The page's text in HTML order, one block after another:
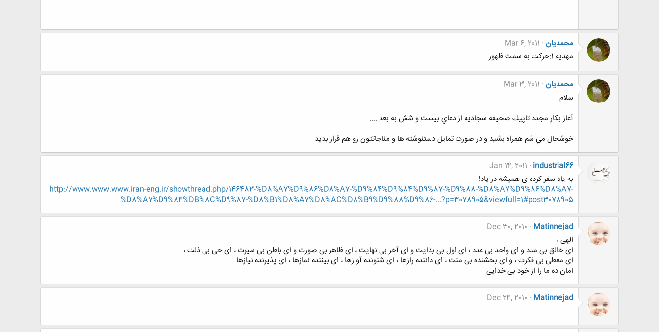
محمدیان Mar 6, 2011
مهديه 1:حركت به سمت ظهور
محمدیان Mar 3, 2011
سلام
آغاز بكار مجدد تاپيك صحيفه سجاديه از دعاي بيست و شش به بعد ....
خوشحال مي شم همراه بشيد و در صورت تمايل دستنوشته ها و مناجاتتون رو هم قرار بديد
industrial66
Jan 14, 2011
به یاد سفر کرده ی همیشه در یاد!
http://www.www.www.iran-eng.ir/showthread.php/146483-%D8%A7%D9%86%D8%A7-%D9%84%D9%84%D9%87-%D9%88-%D8%A7%D9%86%D8%A7-
%D8%A7%D9%84%DB%8C%D9%87-%D8%B1%D8%A7%D8%AC%D8%B9%D9%88%D9%86-...?p=3078905&viewfull=1#post3078905
Matinnejad
Dec 30, 2010
الهی ،
ای خالق بی مدد و ای واحد بی عدد ، ای اول بی بدایت و ای آخر بی نهایت ، ای ظاهر بی صورت و ای باطن بی سیرت ، ای حی بی ذلت ،
ای معطی بی فکرت ، و ای بخشنده بی منت ، ای داننده رازها ، ای شنونده آوازها ، ای بیننده نمازها ، ای پذیرنده نیازها
امان ده ما را از خود بی خدایی
Matinnejad
Dec 24, 2010